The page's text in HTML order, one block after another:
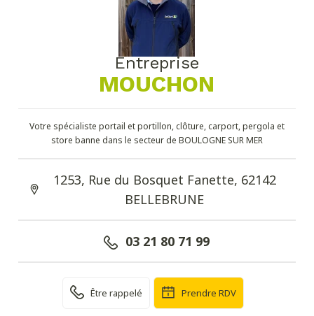
Entreprise
MOUCHON
Votre spécialiste portail et portillon, clôture, carport, pergola et
store banne dans le secteur de BOULOGNE SUR MER
1253, Rue du Bosquet Fanette, 62142
BELLEBRUNE
03 21 80 71 99
Être rappelé Prendre RDV